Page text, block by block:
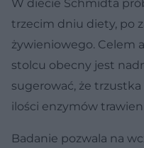
W diecie Schmidta
trzecim dniu diety, po
żywieniowego. Celem
stolcu obecny jest
sugerować, że
ilości enzymów
Badanie pozwala na